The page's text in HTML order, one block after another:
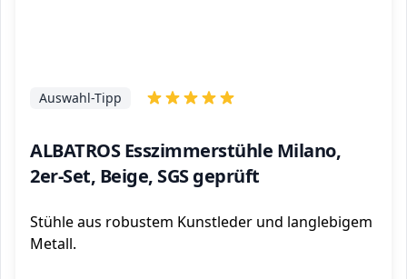
ALBATROS Esszimmerstühle Milano,
2er-Set, Beige, SGS geprüft
Auswahl-Tipp
Stühle aus robustem Kunstleder und langlebigem
Metall.